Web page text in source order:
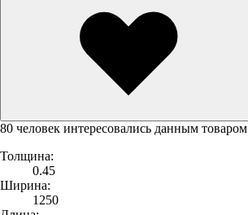
80 человек интересовались данным товаром
Толщина:
0.45
Ширина:
1250